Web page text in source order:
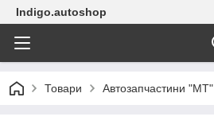
Indigo.autoshop
Товари Автозапчастини "МТ"